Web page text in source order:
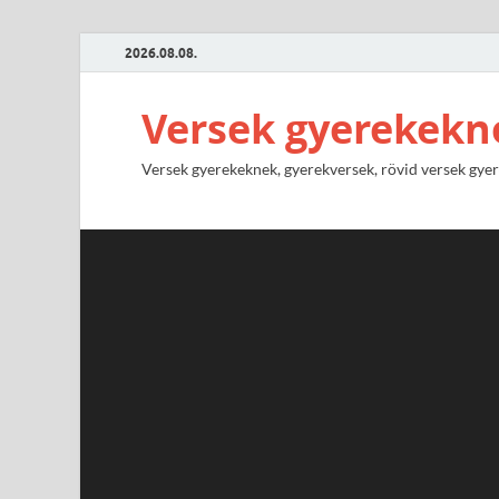
2026.08.08.
Versek
Versek gyerekeknek, gyerekversek, rövid versek